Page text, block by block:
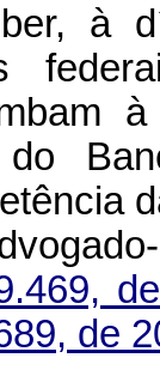
à
do
de